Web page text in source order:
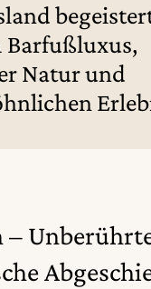
Barfußluxus,
Natur und
–